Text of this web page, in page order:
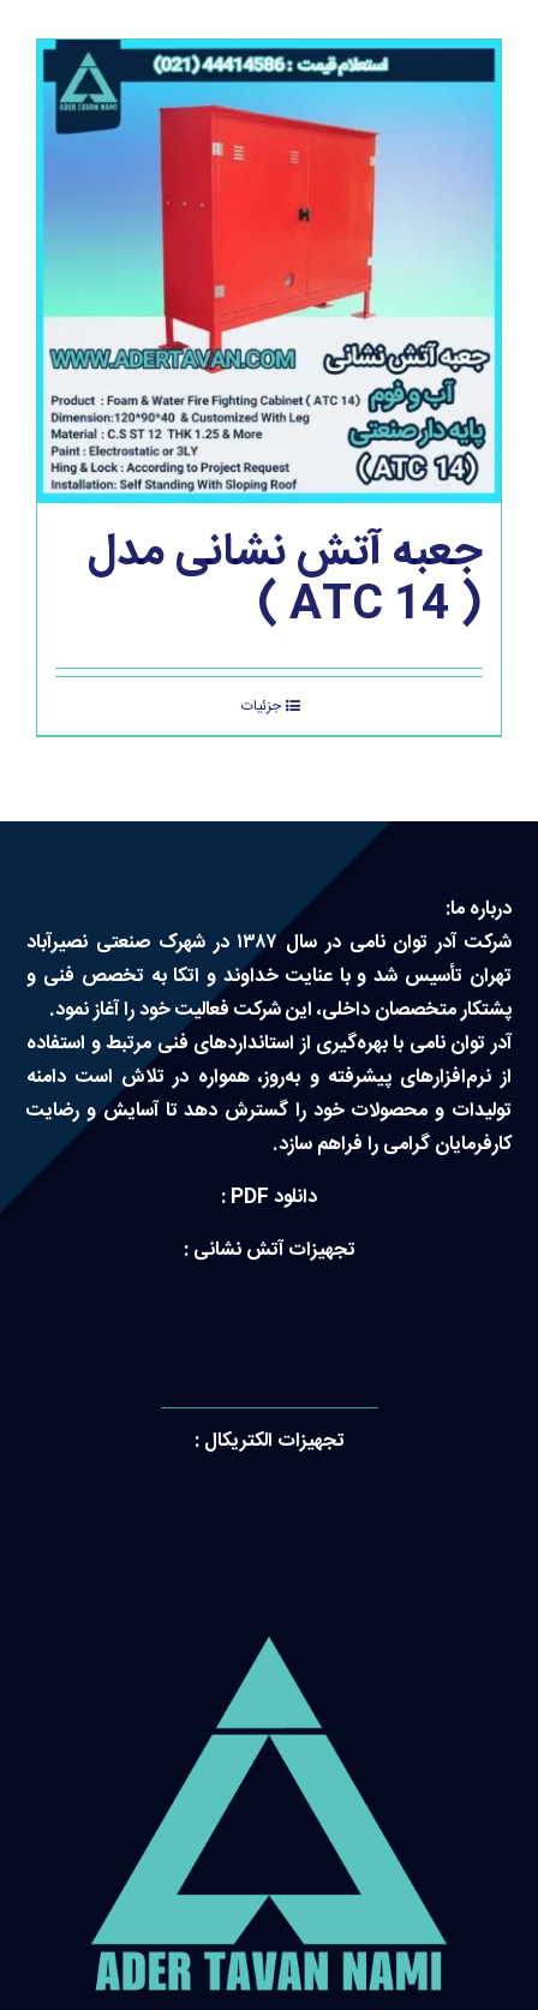
جعبه آتش نشانی مدل
( ATC 14 )
جزئیات
درباره ما:
شرکت آدر توان نامی در سال ۱۳۸۷ در شهرک صنعتی نصیرآباد
تهران تأسیس شد و با عنایت خداوند و اتکا به تخصص فنی و
پشتکار متخصصان داخلی، این شرکت فعالیت خود را آغاز نمود.
آدر توان نامی با بهره‌گیری از استانداردهای فنی مرتبط و استفاده
از نرم‌افزارهای پیشرفته و به‌روز، همواره در تلاش است دامنه
تولیدات و محصولات خود را گسترش دهد تا آسایش و رضایت
کارفرمایان گرامی را فراهم سازد.
دانلود PDF :
تجهیزات آتش نشانی :
———————————-
تجهیزات الکتریکال :